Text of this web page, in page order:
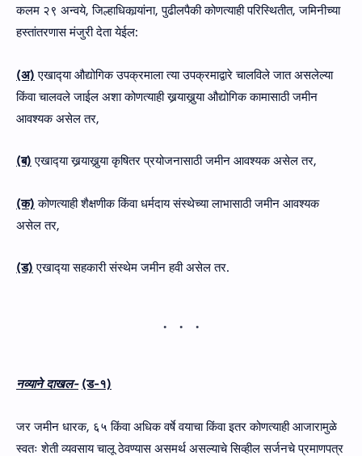
कलम २९ अन्वये, जिल्हाधिकार्‍यांना, पुढीलपैकी कोणत्याही परिस्थितीत, जमिनीच्या
हस्तांतरणास मंजुरी देता येईल:
(अ) एखाद्‍या औद्योगिक उपक्रमाला त्या उपक्रमाद्वारे चालविले जात असलेल्या
किंवा चालवले जाईल अशा कोणत्याही खर्‍याखुर्‍या औद्योगिक कामासाठी जमीन
आवश्यक असेल तर,
(ब) एखाद्‍या खर्‍याखुर्‍या कृषितर प्रयोजनासाठी जमीन आवश्यक असेल तर,
(क) कोणत्याही शैक्षणीक किंवा धर्मदाय संस्‍थेच्‍या लाभासाठी जमीन आवश्‍यक
असेल तर,
(ड) एखाद्‍या सहकारी संस्थेम जमीन हवी असेल तर.
नव्‍याने दाखल- (ड-१)
जर जमीन धारक, ६५ किंवा अधिक वर्षे वयाचा किंवा इतर कोणत्याही आजारामुळे
स्वतः शेती व्यवसाय चालू ठेवण्यास असमर्थ असल्याचे सिव्हील सर्जनचे प्रमाणपत्र